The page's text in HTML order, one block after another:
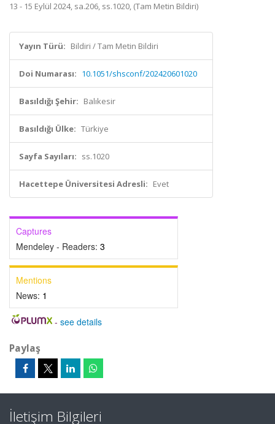
13 - 15 Eylül 2024, sa.206, ss.1020, (Tam Metin Bildiri)
Yayın Türü: Bildiri / Tam Metin Bildiri
Doi Numarası: 10.1051/shsconf/202420601020
Basıldığı Şehir: Balıkesir
Basıldığı Ülke: Türkiye
Sayfa Sayıları: ss.1020
Hacettepe Üniversitesi Adresli: Evet
Captures
Mendeley - Readers: 3
Mentions
News: 1
- see details
Paylaş
İletişim Bilgileri